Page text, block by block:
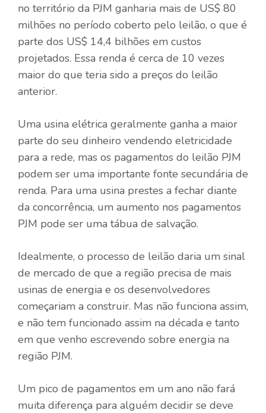
no território da PJM ganharia mais de US$ 80
milhões no período coberto pelo leilão, o que é
parte dos US$ 14,4 bilhões em custos
projetados. Essa renda é cerca de 10 vezes
maior do que teria sido a preços do leilão
anterior.
Uma usina elétrica geralmente ganha a maior
parte do seu dinheiro vendendo eletricidade
para a rede, mas os pagamentos do leilão PJM
podem ser uma importante fonte secundária de
renda. Para uma usina prestes a fechar diante
da concorrência, um aumento nos pagamentos
PJM pode ser uma tábua de salvação.
Idealmente, o processo de leilão daria um sinal
de mercado de que a região precisa de mais
usinas de energia e os desenvolvedores
começariam a construir. Mas não funciona assim,
e não tem funcionado assim na década e tanto
em que venho escrevendo sobre energia na
região PJM.
Um pico de pagamentos em um ano não fará
muita diferença para alguém decidir se deve